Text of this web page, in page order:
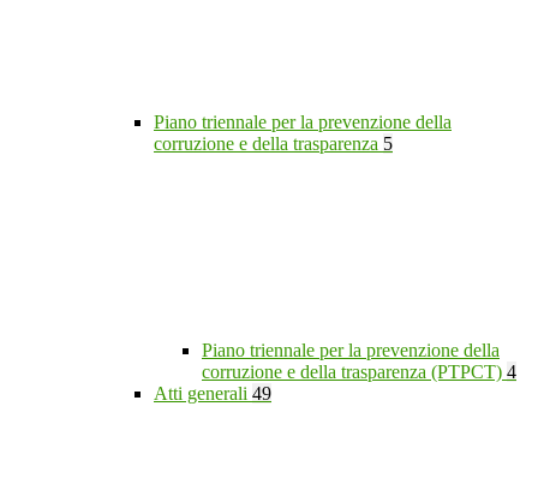
Piano triennale per la prevenzione della
corruzione e della trasparenza 5
Piano triennale per la prevenzione della
corruzione e della trasparenza (PTPCT) 4
Atti generali 49